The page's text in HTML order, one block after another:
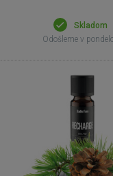
Skladom
Odošleme v